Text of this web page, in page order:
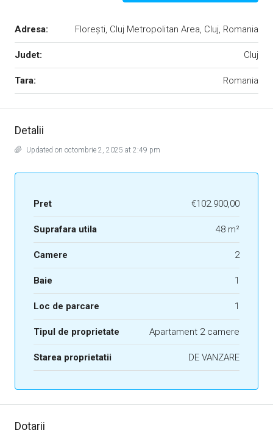
Adresa: Florești, Cluj Metropolitan Area, Cluj, Romania
Judet: Cluj
Tara: Romania
Detalii
Updated on octombrie 2, 2025 at 2:49 pm
Pret €102.900,00
Suprafara utila 48 m²
Camere 2
Baie 1
Loc de parcare 1
Tipul de proprietate Apartament 2 camere
Starea proprietatii DE VANZARE
Dotarii